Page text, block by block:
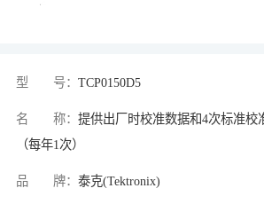
型 号： TCP0150D5
名 称： 提供出厂时校准数据和4次标准校
（每年1次）
品 牌： 泰克(Tektronix)